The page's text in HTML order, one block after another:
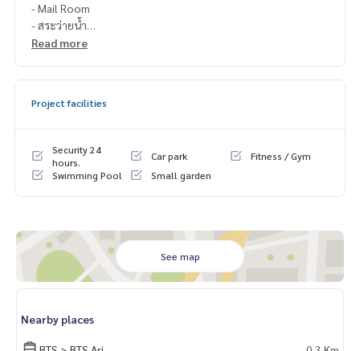
- Mail Room
- สระว่ายน้ำ
- Fitness
- BTS อารีย์ : 270 ม.
- Pear Tower : 600 ม.
- Aqua : 1.5 ม.
- ตลาด อตก. : 2.4 กม.
- รพ.ประสานมิตร : 650 เมตร
- รพ.พญาไท 2 : 2 กม.
- รพ.เปาโลเมมโมเรียล : 3 กม.
- รพ.ราชวิถี : 4.2 กม.
- รร.อนุบาลพิณทิพย์ 780 เมตร
- รร.การประชาสัมพันธ์ 800 เมตร
Read more
Project facilities
Security 24
hours.
Car park
Fitness / Gym
Swimming Pool
Small garden
See map
Nearby places